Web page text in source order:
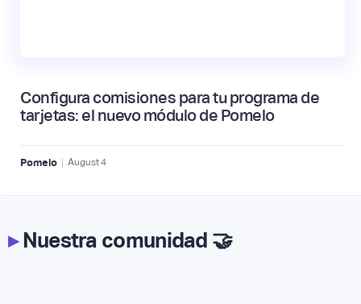
Configura comisiones para tu programa de
tarjetas: el nuevo módulo de Pomelo
Pomelo | August4
▸Nuestra comunidad 🤝